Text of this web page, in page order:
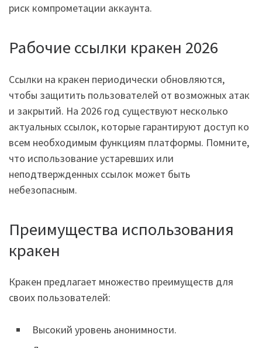
риск компрометации аккаунта.
Рабочие ссылки кракен 2026
Ссылки на кракен периодически обновляются,
чтобы защитить пользователей от возможных атак
и закрытий. На 2026 год существуют несколько
актуальных ссылок, которые гарантируют доступ ко
всем необходимым функциям платформы. Помните,
что использование устаревших или
неподтвержденных ссылок может быть
небезопасным.
Преимущества использования
кракен
Кракен предлагает множество преимуществ для
своих пользователей:
Высокий уровень анонимности.